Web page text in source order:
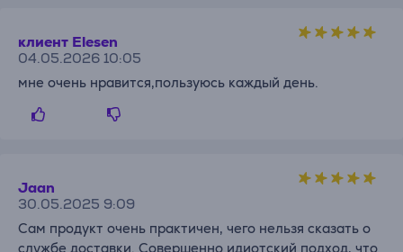
клиент Elesen
04.05.2026 10:05
мне очень нравится,пользуюсь каждый день.
Jaan
30.05.2025 9:09
Сам продукт очень практичен, чего нельзя сказать о
службе доставки. Совершенно идиотский подход, что